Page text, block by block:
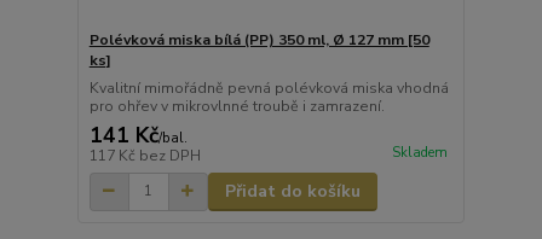
Polévková miska bílá (PP) 350 ml, Ø 127 mm [50
ks]
Kvalitní mimořádně pevná polévková miska vhodná
pro ohřev v mikrovlnné troubě i zamrazení.
141 Kč/bal.
117 Kč bez DPH Skladem
Přidat do košíku